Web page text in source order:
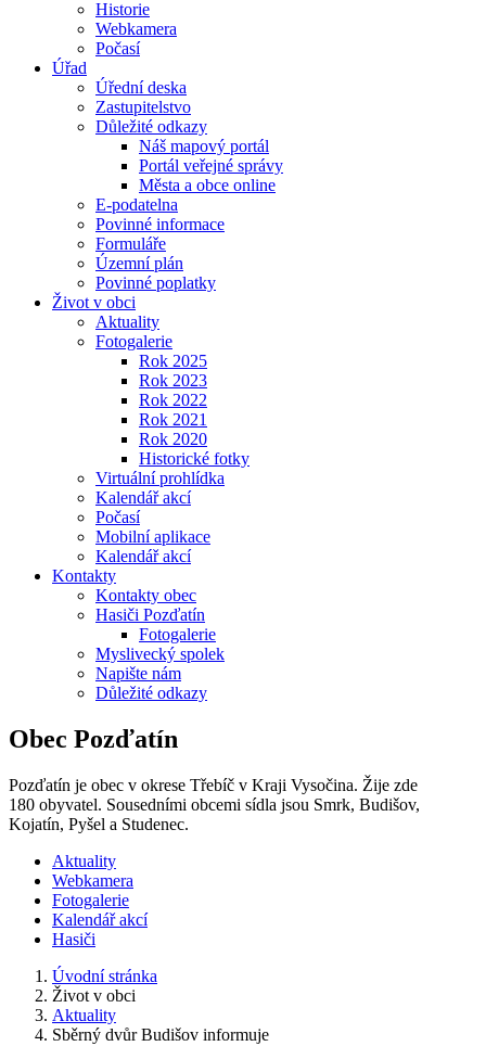
Historie
Webkamera
Počasí
Úřad
Úřední deska
Zastupitelstvo
Důležité odkazy
Náš mapový portál
Portál veřejné správy
Města a obce online
E-podatelna
Povinné informace
Formuláře
Územní plán
Povinné poplatky
Život v obci
Aktuality
Fotogalerie
Rok 2025
Rok 2023
Rok 2022
Rok 2021
Rok 2020
Historické fotky
Virtuální prohlídka
Kalendář akcí
Počasí
Mobilní aplikace
Kalendář akcí
Kontakty
Kontakty obec
Hasiči Pozďatín
Fotogalerie
Myslivecký spolek
Napište nám
Důležité odkazy
Obec Pozďatín
Pozďatín je obec v okrese Třebíč v Kraji Vysočina. Žije zde
180 obyvatel. Sousedními obcemi sídla jsou Smrk, Budišov,
Kojatín, Pyšel a Studenec.
Aktuality
Webkamera
Fotogalerie
Kalendář akcí
Hasiči
Úvodní stránka
Život v obci
Aktuality
Sběrný dvůr Budišov informuje